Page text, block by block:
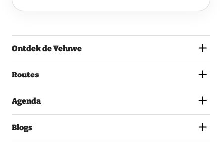
EN
HET
Ontdek de Veluwe
Routes
Agenda
Blogs